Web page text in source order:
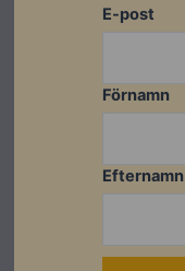
E-post
Förnamn
Efternamn